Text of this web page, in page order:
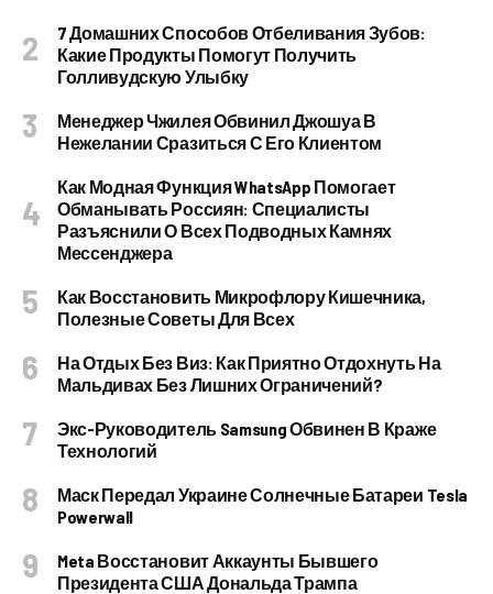
7 Домашних Способов Отбеливания Зубов:
Какие Продукты Помогут Получить
Голливудскую Улыбку
Менеджер Чжилея Обвинил Джошуа В
Нежелании Сразиться С Его Клиентом
Как Модная Функция WhatsApp Помогает
Обманывать Россиян: Специалисты
Разъяснили О Всех Подводных Камнях
Мессенджера
Как Восстановить Микрофлору Кишечника,
Полезные Советы Для Всех
На Отдых Без Виз: Как Приятно Отдохнуть На
Мальдивах Без Лишних Ограничений?
Экс-Руководитель Samsung Обвинен В Краже
Технологий
Маск Передал Украине Солнечные Батареи Tesla
Powerwall
Meta Восстановит Аккаунты Бывшего
Президента США Дональда Трампа